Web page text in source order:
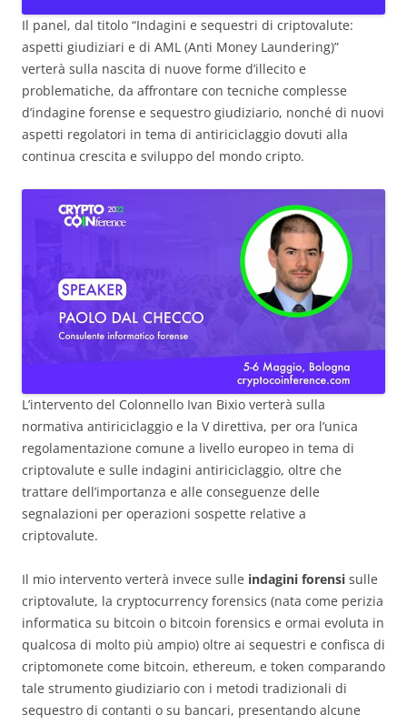
Il panel, dal titolo “Indagini e sequestri di criptovalute:
aspetti giudiziari e di AML (Anti Money Laundering)”
verterà sulla nascita di nuove forme d’illecito e
problematiche, da affrontare con tecniche complesse
d’indagine forense e sequestro giudiziario, nonché di nuovi
aspetti regolatori in tema di antiriciclaggio dovuti alla
continua crescita e sviluppo del mondo cripto.
L’intervento del Colonnello Ivan Bixio verterà sulla
normativa antiriciclaggio e la V direttiva, per ora l’unica
regolamentazione comune a livello europeo in tema di
criptovalute e sulle indagini antiriciclaggio, oltre che
trattare dell’importanza e alle conseguenze delle
segnalazioni per operazioni sospette relative a
criptovalute.
Il mio intervento verterà invece sulle indagini forensi sulle
criptovalute, la cryptocurrency forensics (nata come perizia
informatica su bitcoin o bitcoin forensics e ormai evoluta in
qualcosa di molto più ampio) oltre ai sequestri e confisca di
criptomonete come bitcoin, ethereum, e token comparando
tale strumento giudiziario con i metodi tradizionali di
sequestro di contanti o su bancari, presentando alcune